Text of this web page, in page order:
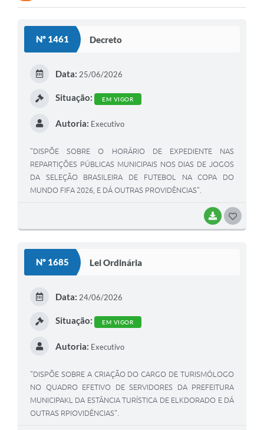
Nº 1461 Decreto
BAIXAR
Data: 25/06/2026
Situação: EM VIGOR
Autoria: Executivo
"DISPÕE SOBRE O HORÁRIO DE EXPEDIENTE NAS
REPARTIÇÕES PÚBLICAS MUNICIPAIS NOS DIAS DE JOGOS
DA SELEÇÃO BRASILEIRA DE FUTEBOL NA COPA DO
MUNDO FIFA 2026, E DÁ OUTRAS PROVIDÊNCIAS".
Nº 1685 Lei Ordinária
Data: 24/06/2026
Situação: EM VIGOR
Autoria: Executivo
"DISPÕE SOBRE A CRIAÇÃO DO CARGO DE TURISMÓLOGO
NO QUADRO EFETIVO DE SERVIDORES DA PREFEITURA
MUNICIPAKL DA ESTÂNCIA TURÍSTICA DE ELKDORADO E DÁ
OUTRAS RPIOVIDÊNCIAS".